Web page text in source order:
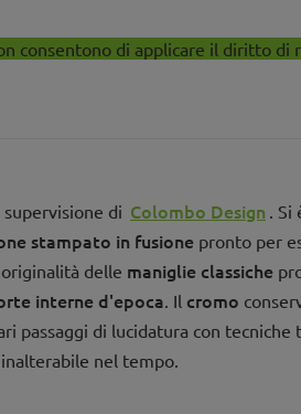
consentono di applicare il diritto di
di Colombo Design .
stampato in fusione pronto per
delle maniglie classiche
interne d'epoca . Il cromo
passaggi di lucidatura con tecniche
nel tempo.